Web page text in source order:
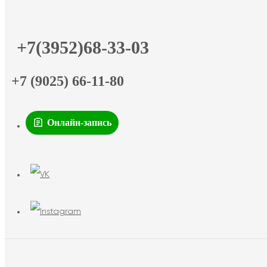
+7(3952)68-33-03
+7 (9025) 66-11-80
Онлайн-запись